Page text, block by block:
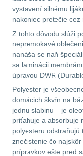
.30 .308
11
12GA, 20GA
.40 .416
.44 .456
.357 .38
19116
vystavení silnému
nakoniec pretečie cez
Z tohto dôvodu slúži
nepremokavé
nanáša se naň
sa laminácii
úpravou DWR
Polyester je
domácich škvŕn na
jednu slabinu – je
priťahuje a absorbuje
polyesteru odstraňujú
znečistenie čo
prípravkov ešte pred